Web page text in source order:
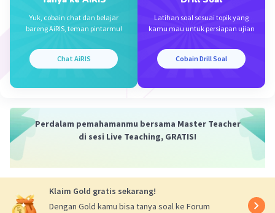
sekali daripada campur tangan, subversif
Tidak mencampuri urusan dalam negeri
sesama negara anggota
Penyelesaian perbedaan atau perdebatan
mematikan
ASEAN pada pertanyaan tersebut adalah e.
nuklir.
Yuk, cobain chat dan belajar
bareng AiRIS, teman pintarmu!
Chat AiRIS
Latihan soal sesuai topik yang
kamu mau untuk persiapan ujian
Cobain Drill Soal
Perdalam pemahamanmu bersama Master Teacher
di sesi Live Teaching, GRATIS!
Klaim Gold gratis sekarang!
Dengan Gold kamu bisa tanya soal ke Forum